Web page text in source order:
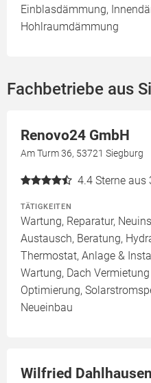
Einblasdämmung,
Hohlraumdämmung
Fachbetriebe aus
Renovo24 GmbH
Am Turm 36, 53721 Siegburg
4.4 Sterne aus
TÄTIGKEITEN
Wartung, Reparatur,
Austausch, Beratung,
Thermostat, Anlage &
Wartung, Dach
Optimierung,
Neueinbau
Wilfried